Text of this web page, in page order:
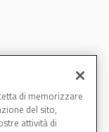
di memorizzare
del sito,
attività di